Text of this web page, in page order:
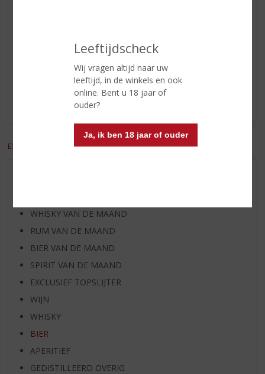
Leeftijdscheck
Wij vragen altijd naar uw
leeftijd, in de winkels en ook
online. Bent u 18 jaar of
ouder?
Ja, ik ben 18 jaar of ouder
Reviews
Schrijf een review
Er zijn nog geen reviews geplaatst voor dit product
EXCL. BTW INCL. BTW
WHISKY VAN DE MAAND
RUM VAN DE MAAND
BIER VAN DE MAAND
SPIRIT VAN DE MAAND
EXCLUSIEF TOPSLIJTER
WIJN
WHISKY
BIER
APERITIEF
GEDISTILLEERD OVERIG